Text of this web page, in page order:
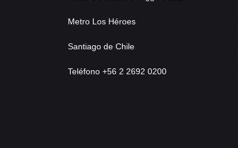
Metro Los Héroes
Santiago de Chile
Teléfono +56 2 2692 0200